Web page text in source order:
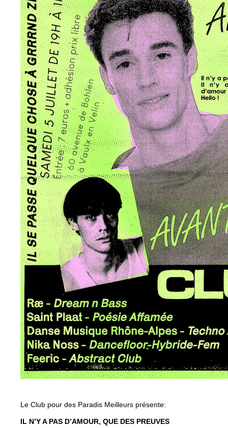
Le Club pour des Paradis Meilleurs présente:
IL N’Y A PAS D’AMOUR, QUE DES PREUVES